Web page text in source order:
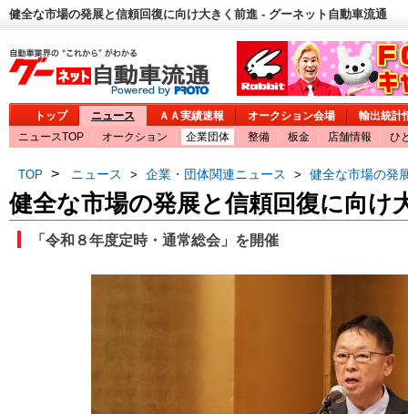
健全な市場の発展と信頼回復に向け大きく前進 - グーネット自動車流通
トップ ニュース ＡＡ実績速報 オークション会場
輸出統計
ニュースTOP
オークション 企業団体 整備 板金 店舗情報 ひ
TOP > ニュース > 企業・団体関連ニュース > 健全な市場の発
健全な市場の発展と信頼回復に向け
「令和８年度定時・通常総会」を開催